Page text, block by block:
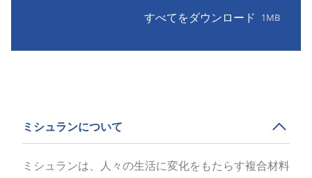
すべてをダウンロード 1MB
ミシュランについて
ミシュランは、人々の生活に変化をもたらす複合材料